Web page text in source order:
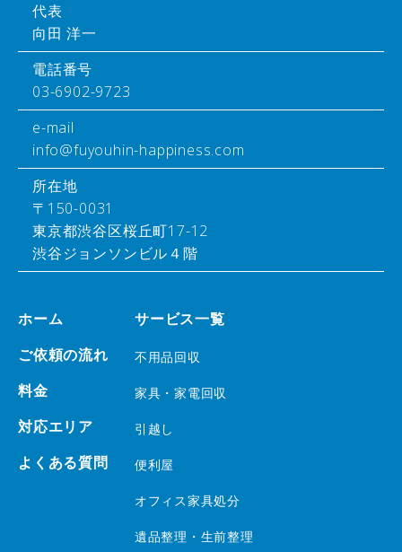
代表
向田 洋一
電話番号
03-6902-9723
e-mail
info@fuyouhin-happiness.com
所在地
〒150-0031
東京都渋谷区桜丘町17-12
渋谷ジョンソンビル４階
ホーム
ご依頼の流れ
料金
対応エリア
よくある質問
サービス一覧
不用品回収
家具・家電回収
引越し
便利屋
オフィス家具処分
遺品整理・生前整理